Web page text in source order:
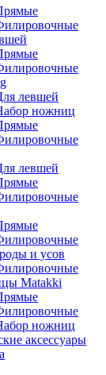
левшей
ножниц
левшей
и усов
Matakki
ножниц
аксессуары